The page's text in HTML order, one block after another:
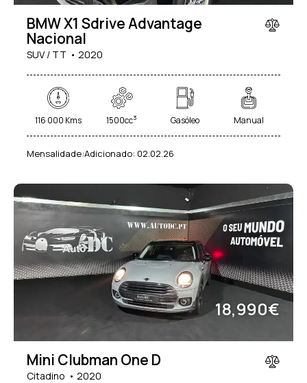
BMW X1 Sdrive Advantage
Nacional
SUV / TT 2020
116 000 Kms 1500cc3 Gasóleo Manual
Mensalidade:Adicionado: 02.02.26
18,990€
Mini Clubman One D
Citadino 2020